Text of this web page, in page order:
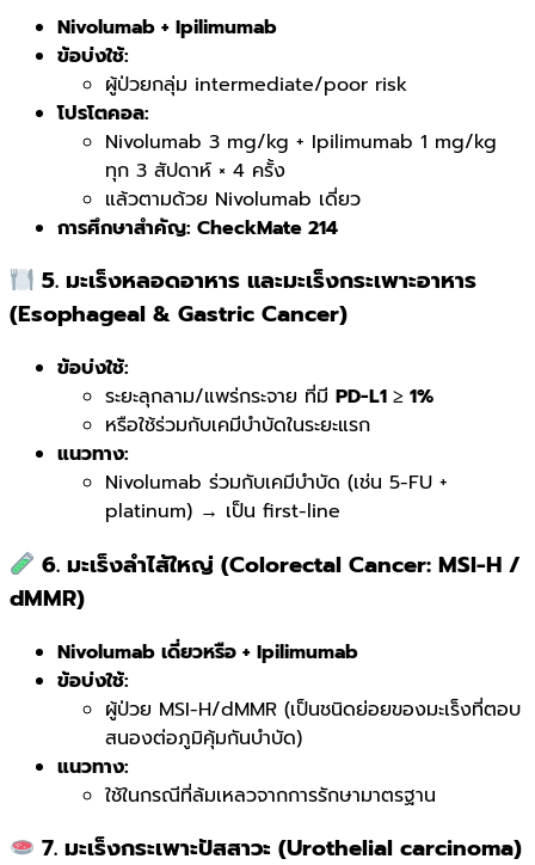
Nivolumab + Ipilimumab
ข้อบ่งใช้:
ผู้ป่วยกลุ่ม intermediate/poor risk
โปรโตคอล:
Nivolumab 3 mg/kg + Ipilimumab 1 mg/kg
ทุก 3 สัปดาห์ × 4 ครั้ง
แล้วตามด้วย Nivolumab เดี่ยว
การศึกษาสำคัญ: CheckMate 214
5. มะเร็งหลอดอาหาร และมะเร็งกระเพาะอาหาร
(Esophageal & Gastric Cancer)
ข้อบ่งใช้:
ระยะลุกลาม/แพร่กระจาย ที่มี PD-L1 ≥ 1%
หรือใช้ร่วมกับเคมีบำบัดในระยะแรก
แนวทาง:
Nivolumab ร่วมกับเคมีบำบัด (เช่น 5-FU +
platinum) → เป็น first-line
6. มะเร็งลำไส้ใหญ่ (Colorectal Cancer: MSI-H /
dMMR)
Nivolumab เดี่ยวหรือ + Ipilimumab
ข้อบ่งใช้:
ผู้ป่วย MSI-H/dMMR (เป็นชนิดย่อยของมะเร็งที่ตอบ
สนองต่อภูมิคุ้มกันบำบัด)
แนวทาง:
ใช้ในกรณีที่ล้มเหลวจากการรักษามาตรฐาน
7. มะเร็งกระเพาะปัสสาวะ (Urothelial carcinoma)